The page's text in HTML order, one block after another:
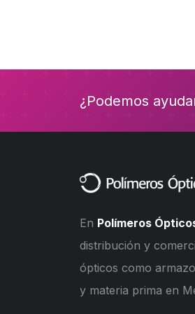
¿Podemos
En Polímeros
distribución y
ópticos como
y materia prima en